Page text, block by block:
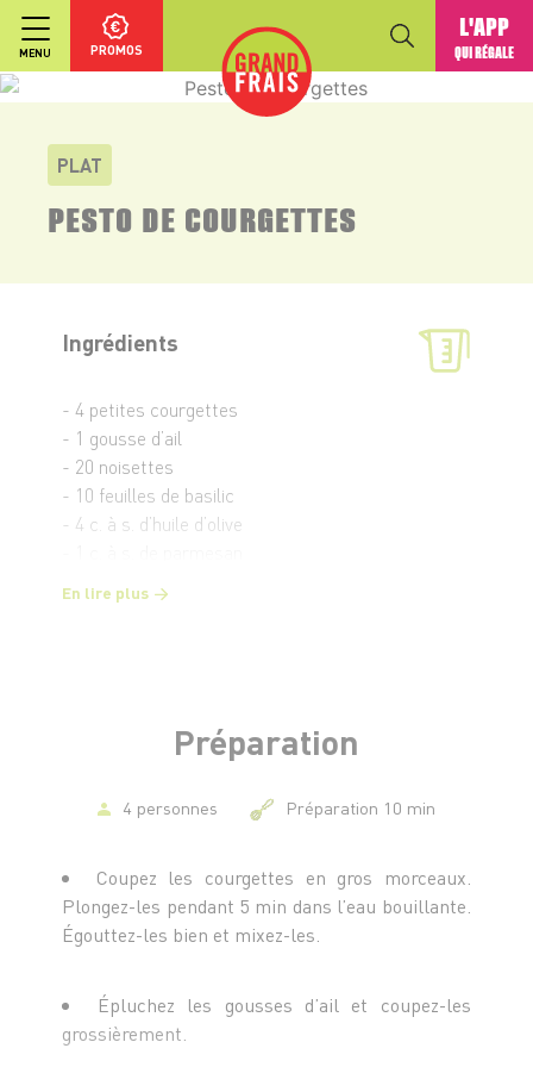
MENU PROMOS
L'APP
QUI RÉGALE
PLAT
PESTO DE COURGETTES
Ingrédients
- 4 petites courgettes
- 1 gousse d’ail
- 20 noisettes
- 10 feuilles de basilic
- 4 c. à s. d’huile d’olive
En lire plus
Préparation
4 personnes Préparation 10 min
Coupez les courgettes en gros morceaux.
Plongez-les pendant 5 min dans l’eau bouillante.
Égouttez-les bien et mixez-les.
Épluchez les gousses d’ail et coupez-les
grossièrement.